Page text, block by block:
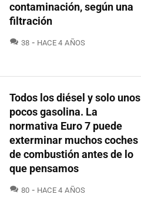
contaminación, según una
filtración
38 COMENTARIOS
HACE 4 AÑOS
Todos los diésel y solo unos
pocos gasolina. La
normativa Euro 7 puede
exterminar muchos coches
de combustión antes de lo
que pensamos
80 COMENTARIOS
HACE 4 AÑOS